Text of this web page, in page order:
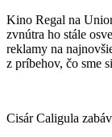
Kino Regal na
zvnútra ho stále
reklamy na
z príbehov, čo sme
Cisár Caligula